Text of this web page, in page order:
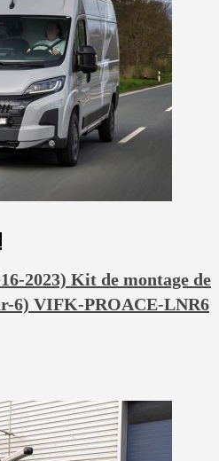
2023) Kit de montage de
6) VIFK-PROACE-LNR6